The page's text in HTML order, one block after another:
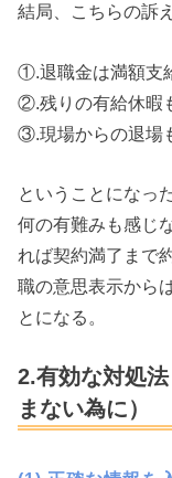
結局、こちらの訴
①.退職金は満額支
②.残りの有給休暇
③.現場からの退場
ということになっ
何の有難みも感じ
れば契約満了まで
職の意思表示から
とになる。
2.有効な対処
まない為に）